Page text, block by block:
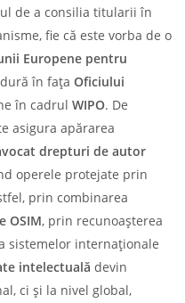
de a consilia titularii în
fie că este vorba de o
Europene pentru
în fața Oficiului
în cadrul WIPO. De
asigura apărarea
drepturi de autor
operele protejate prin
prin combinarea
OSIM, prin recunoașterea
sistemelor internaționale
intelectuală devin
ci și la nivel global,